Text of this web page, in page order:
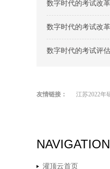
数字时代的考试改
数字时代的考试改
数字时代的考试评
友情链接： 江苏2022年
NAVIGATION
灌顶云首页